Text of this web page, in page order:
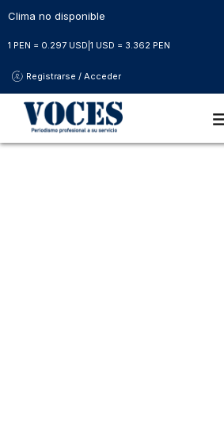
Clima no disponible
1 PEN = 0.297 USD 1 USD = 3.362 PEN
Registrarse / Acceder